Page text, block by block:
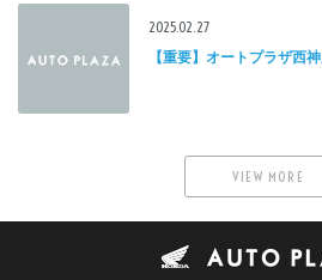
2025.02.27
【重要】オートプラザ西
VIEW MORE